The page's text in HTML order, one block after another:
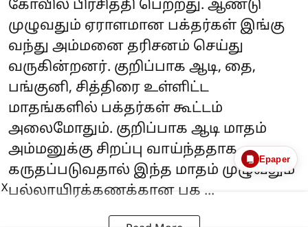
கோவில் பிரசித்தி பெற்றது. ஆண்டு
முழுவதும் ஏராளமான பக்தர்கள் இங்கு
வந்து அம்மனை தரிசனம் செய்து
வருகின்றனர். குறிப்பாக ஆடி, தை,
பங்குனி, சித்திரை உள்ளிட்ட
மாதங்களில் பக்தர்கள் கூட்டம்
அலைமோதும். குறிப்பாக ஆடி மாதம்
அம்மனுக்கு சிறப்பு வாய்ந்ததாக
கருதப்படுவதால் இந்த மாதம் முழுவதும்
பல்லாயிரக்கணக்கான பக ...
Epaper
X